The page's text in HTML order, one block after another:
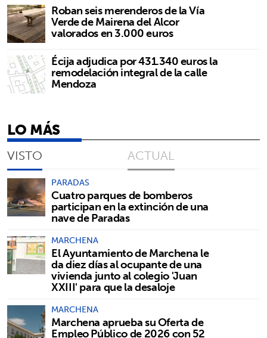
Roban seis merenderos de la Vía
Verde de Mairena del Alcor
valorados en 3.000 euros
Écija adjudica por 431.340 euros la
remodelación integral de la calle
Mendoza
LO MÁS
VISTO ACTUAL
PARADAS
Cuatro parques de bomberos
participan en la extinción de una
nave de Paradas
MARCHENA
El Ayuntamiento de Marchena le
da diez días al ocupante de una
vivienda junto al colegio 'Juan
XXIII' para que la desaloje
MARCHENA
Marchena aprueba su Oferta de
Empleo Público de 2026 con 52